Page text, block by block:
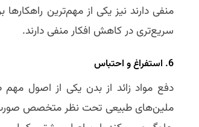
منفی دارند نیز یکی از مهم‌ترین
سریع‌تری در کاهش افکار منفی دارند.
6. استفراغ و احتباس
دفع مواد زائد از بدن یکی از اصول
ملین‌های طبیعی تحت نظر متخصص صورت